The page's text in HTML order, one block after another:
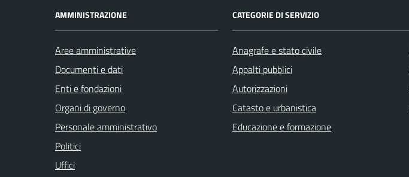
AMMINISTRAZIONE
Aree amministrative
Documenti e dati
Enti e fondazioni
Organi di governo
Personale amministrativo
Politici
Uffici
CATEGORIE DI SERVIZIO
Anagrafe e stato civile
Appalti pubblici
Autorizzazioni
Catasto e urbanistica
Educazione e formazione